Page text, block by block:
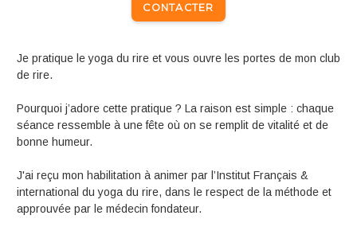
CONTACTER
Je pratique le yoga du rire et vous ouvre les portes de mon club
de rire.
Pourquoi j’adore cette pratique ? La raison est simple : chaque
séance ressemble à une fête où on se remplit de vitalité et de
bonne humeur.
J'ai reçu mon habilitation à animer par l’Institut Français &
international du yoga du rire, dans le respect de la méthode et
approuvée par le médecin fondateur.